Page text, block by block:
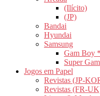
(Ilícito)
(JP)
Bandai
Hyundai
Samsung
Gam Boy *
Super
Jogos em Papel
Revistas (JP-
Revistas (FR-